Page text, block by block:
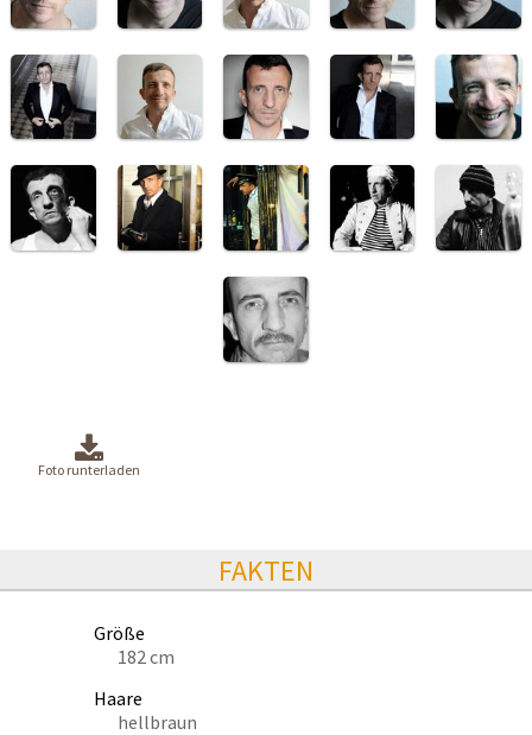
Foto runterladen
FAKTEN
Größe
182 cm
Haare
hellbraun